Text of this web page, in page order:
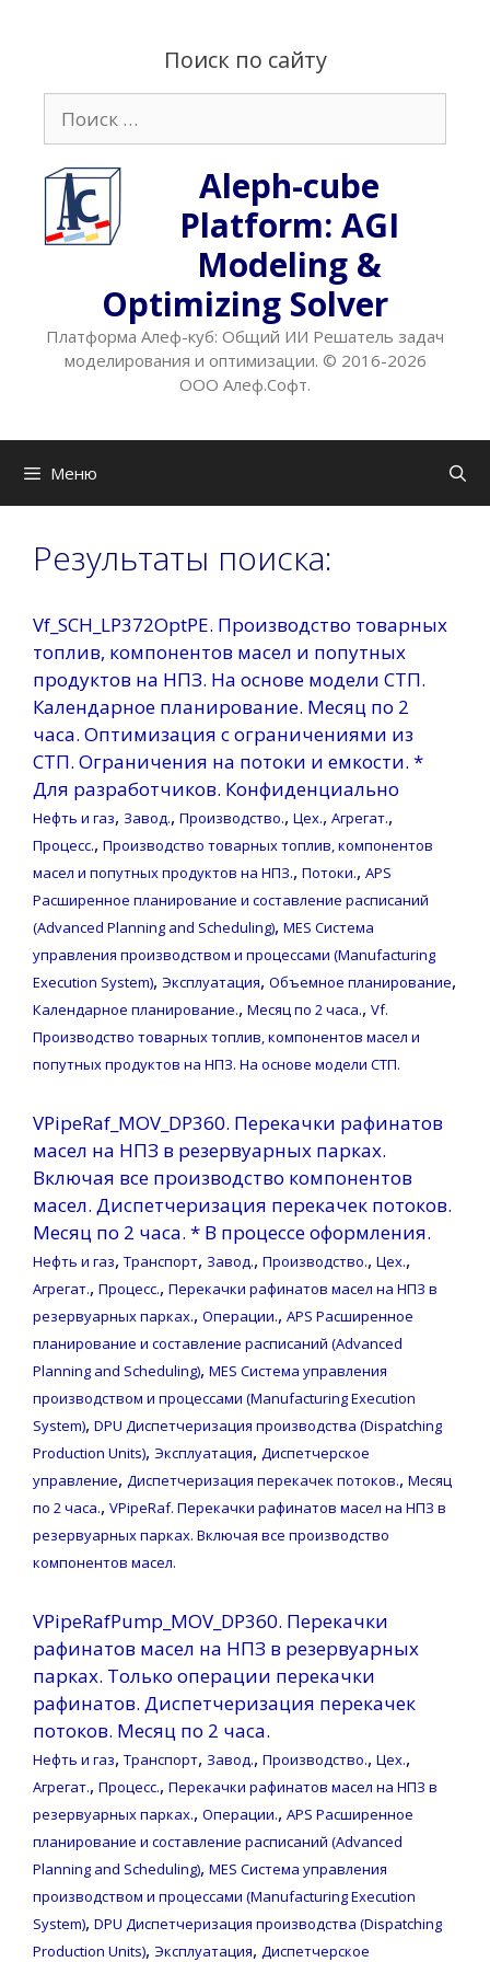
Поиск по сайту
Aleph-cube
Platform: AGI
Modeling &
Optimizing Solver
Платформа Алеф-куб: Общий ИИ Решатель задач
моделирования и оптимизации. © 2016-2026
ООО Алеф.Софт.
Меню
Результаты поиска:
Vf_SCH_LP372OptPE. Производство товарных
топлив, компонентов масел и попутных
продуктов на НПЗ. На основе модели СТП.
Календарное планирование. Месяц по 2
часа. Оптимизация с ограничениями из
СТП. Ограничения на потоки и емкости. *
Для разработчиков. Конфиденциально
Нефть и газ, Завод., Производство., Цех., Агрегат.,
Процесс., Производство товарных топлив, компонентов
масел и попутных продуктов на НПЗ., Потоки., APS
Расширенное планирование и составление расписаний
(Advanced Planning and Scheduling), MES Система
управления производством и процессами (Manufacturing
Execution System), Эксплуатация, Объемное планирование,
Календарное планирование., Месяц по 2 часа., Vf.
Производство товарных топлив, компонентов масел и
попутных продуктов на НПЗ. На основе модели СТП.
VPipeRaf_MOV_DP360. Перекачки рафинатов
масел на НПЗ в резервуарных парках.
Включая все производство компонентов
масел. Диспетчеризация перекачек потоков.
Месяц по 2 часа. * В процессе оформления.
Нефть и газ, Транспорт, Завод., Производство., Цех.,
Агрегат., Процесс., Перекачки рафинатов масел на НПЗ в
резервуарных парках., Операции., APS Расширенное
планирование и составление расписаний (Advanced
Planning and Scheduling), MES Система управления
производством и процессами (Manufacturing Execution
System), DPU Диспетчеризация производства (Dispatching
Production Units), Эксплуатация, Диспетчерское
управление, Диспетчеризация перекачек потоков., Месяц
по 2 часа., VPipeRaf. Перекачки рафинатов масел на НПЗ в
резервуарных парках. Включая все производство
компонентов масел.
VPipeRafPump_MOV_DP360. Перекачки
рафинатов масел на НПЗ в резервуарных
парках. Только операции перекачки
рафинатов. Диспетчеризация перекачек
потоков. Месяц по 2 часа.
Нефть и газ, Транспорт, Завод., Производство., Цех.,
Агрегат., Процесс., Перекачки рафинатов масел на НПЗ в
резервуарных парках., Операции., APS Расширенное
планирование и составление расписаний (Advanced
Planning and Scheduling), MES Система управления
производством и процессами (Manufacturing Execution
System), DPU Диспетчеризация производства (Dispatching
Production Units), Эксплуатация, Диспетчерское